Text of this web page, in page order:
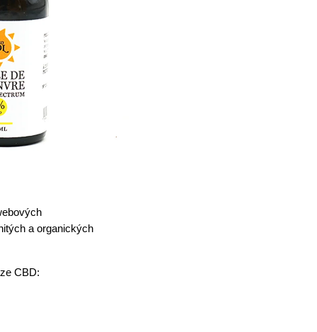
a organických
CBD: